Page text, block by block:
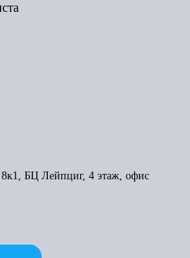
БЦ Лейпциг, 4 этаж, офис